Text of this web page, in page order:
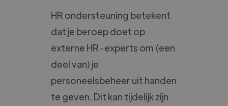
HR ondersteuning betekent
dat je beroep doet op
externe HR-experts om (een
deel van) je
personeelsbeheer uit handen
te geven. Dit kan tijdelijk zijn